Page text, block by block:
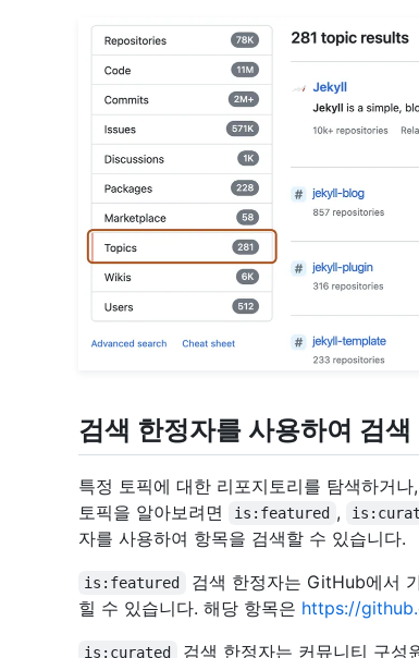
검색 한정자를 사용하여 검색
특정 토픽에 대한 리포지토리를 탐색하거
토픽을 알아보려면
is:featured ,
자를 사용하여 항목을 검색할 수 있습니다.
is:featured
검색 한정자는 GitHub에서
힐 수 있습니다. 해당 항목은 https://
is:curated
검색 한정자는 커뮤니티 구성